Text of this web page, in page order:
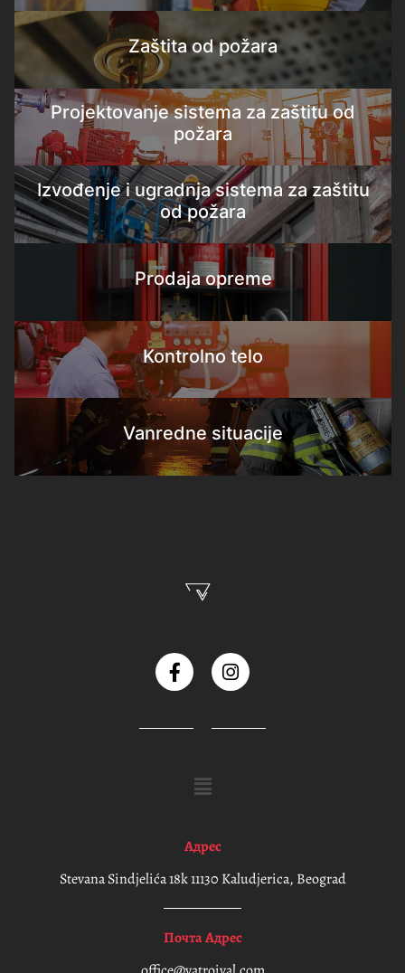
Zaštita od požara
Projektovanje sistema za zaštitu od
požara
Izvođenje i ugradnja sistema za zaštitu
od požara
Prodaja opreme
Kontrolno telo
Vanredne situacije
Адрес
Stevana Sindjelića 18k 11130 Kaludjerica, Beograd
Почта Адрес